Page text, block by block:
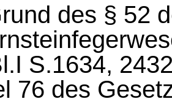
des § 52
S.1634,
76 des